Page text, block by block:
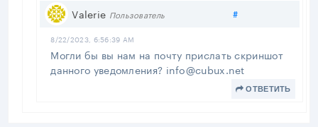
Valerie Пользователь #Поделиться
8/22/2023, 6:56:39 AM
Могли бы вы нам на почту прислать скриншот
данного уведомления? info@cubux.net
ОТВЕТИТЬ